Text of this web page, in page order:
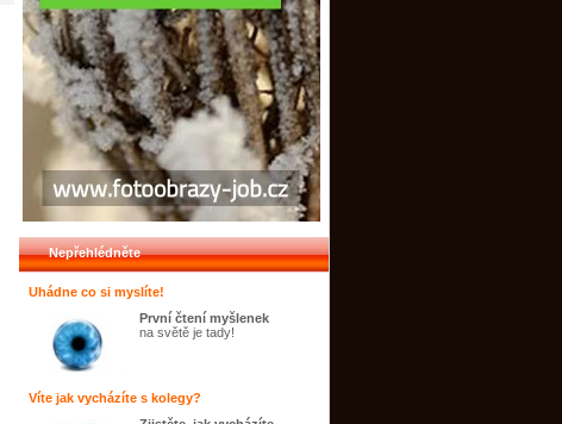
Nepřehlédněte
Uhádne co si myslíte!
První čtení myšlenek
na světě je tady!
Víte jak vycházíte s kolegy?